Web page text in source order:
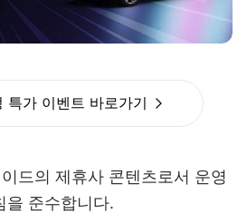
특가 이벤트 바로가기
드의 제휴사 콘텐츠로서 운영
을 준수합니다.